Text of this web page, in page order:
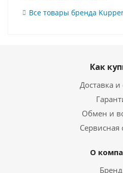
Все товары бренда
Как
Доставка и
Обмен и
Сервисная
О